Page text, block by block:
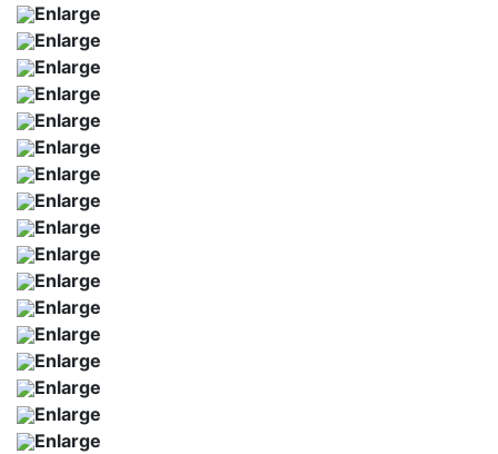
Enlarge
Enlarge
Enlarge
Enlarge
Enlarge
Enlarge
Enlarge
Enlarge
Enlarge
Enlarge
Enlarge
Enlarge
Enlarge
Enlarge
Enlarge
Enlarge
Enlarge